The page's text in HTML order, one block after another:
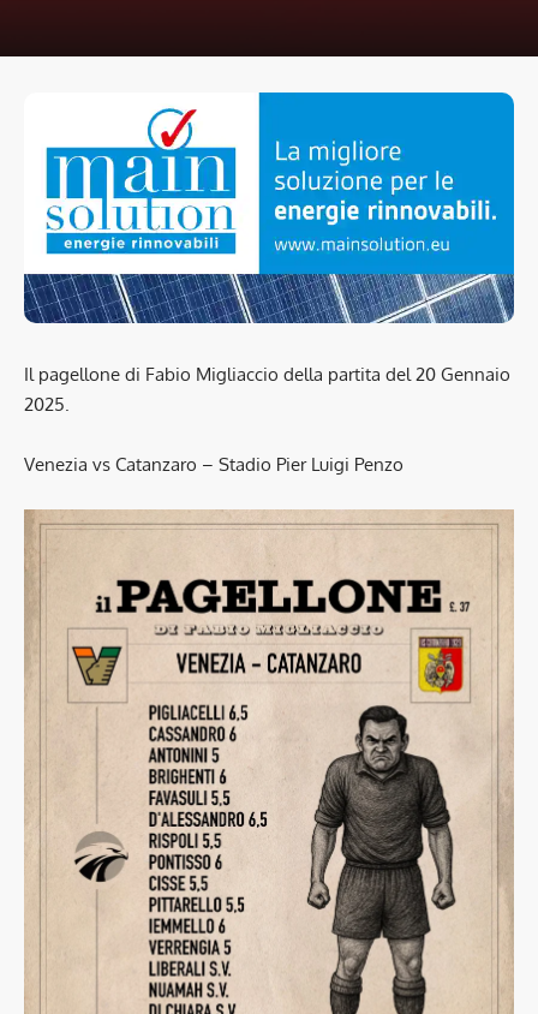
Il pagellone di Fabio Migliaccio della partita del 20 Gennaio
2025.
Venezia vs Catanzaro – Stadio Pier Luigi Penzo